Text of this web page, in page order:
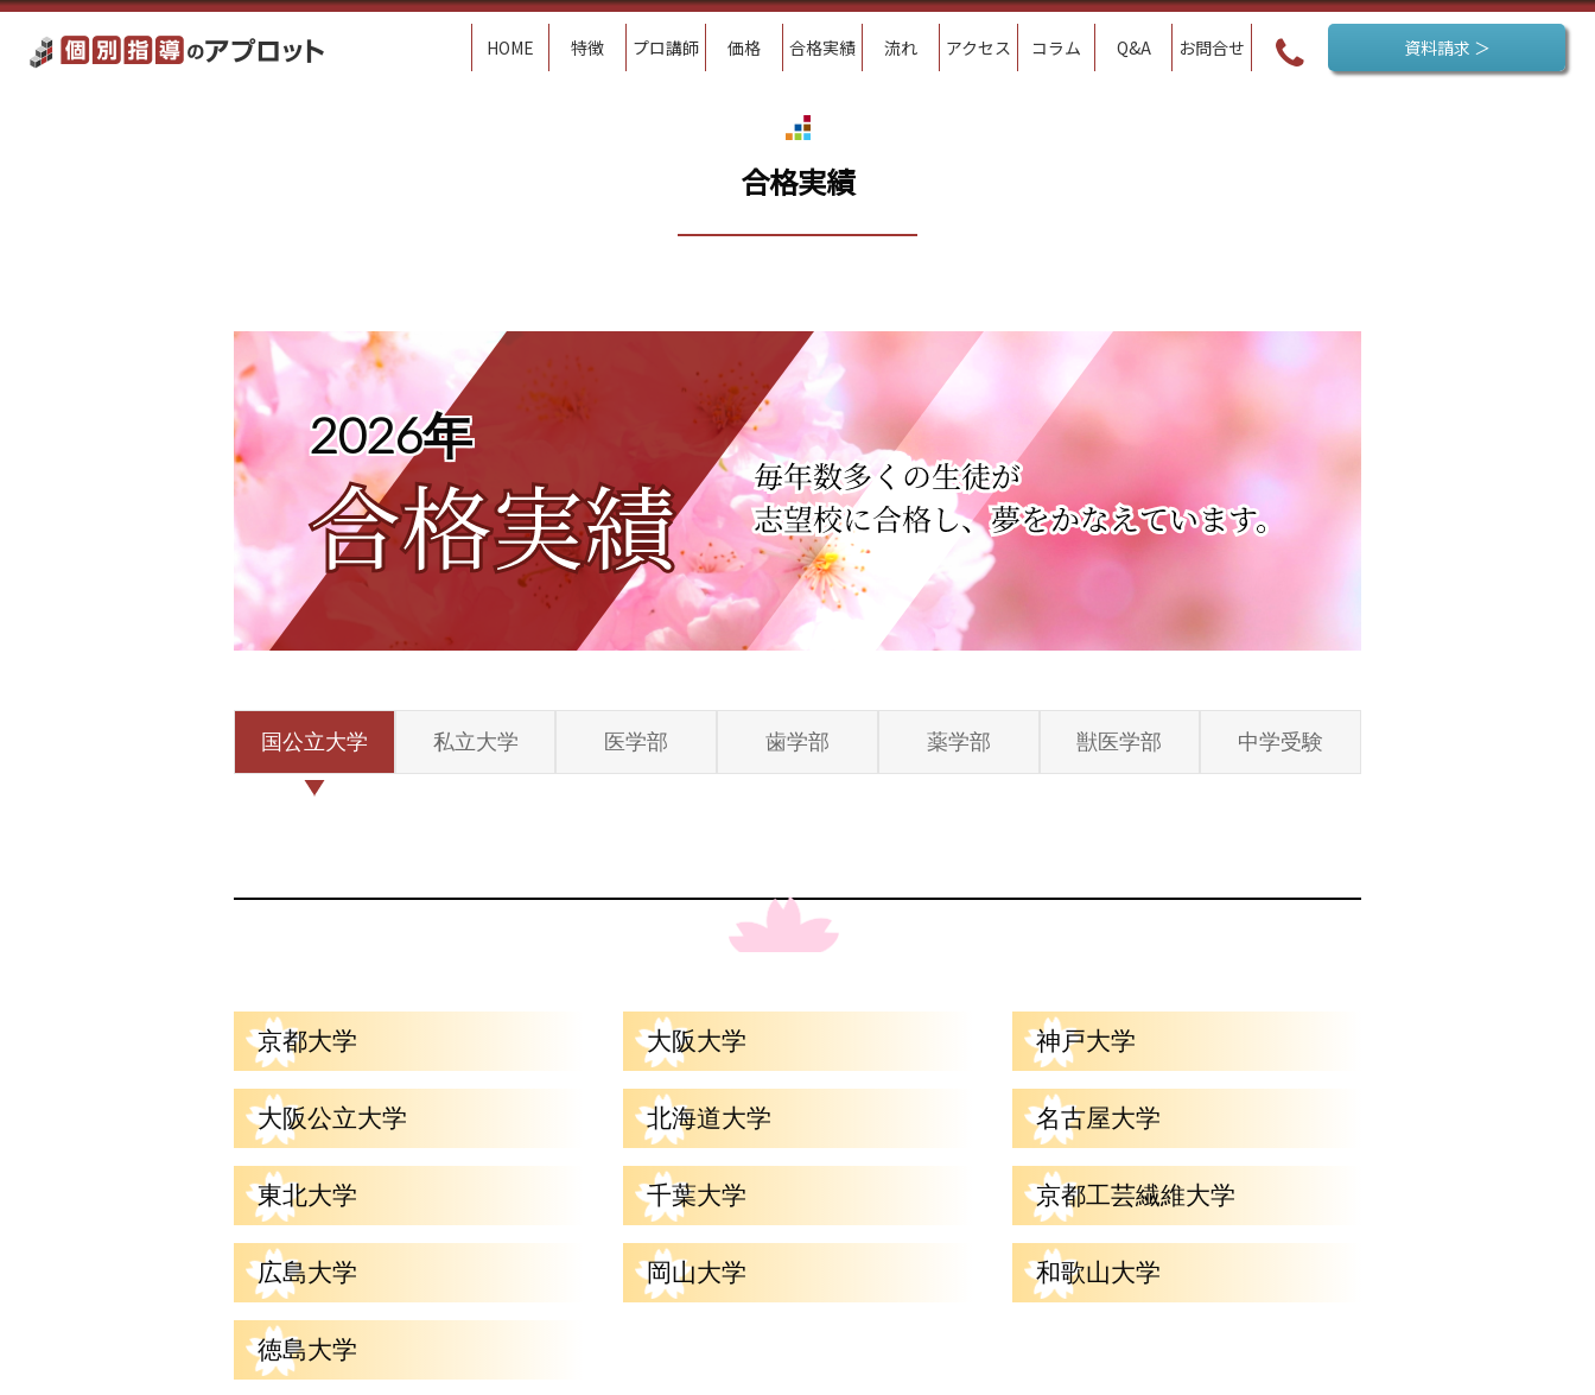
HOME 特徴 プロ講師 価格 合格実績 流れ アクセス コラム Q&A お問合せ 資料請求 ＞
合格実績
2026年
国公立大学 私立大学 医学部 歯学部 薬学部 獣医学部 中学受験
京都大学 大阪大学 神戸大学
大阪公立大学 北海道大学 名古屋大学
東北大学 千葉大学 京都工芸繊維大学
広島大学 岡山大学 和歌山大学
徳島大学